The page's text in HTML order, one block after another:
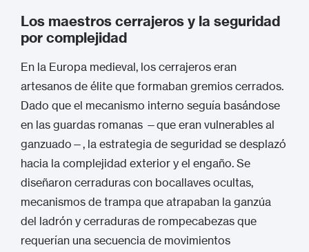
Los maestros cerrajeros y la seguridad
por complejidad
En la Europa medieval, los cerrajeros eran
artesanos de élite que formaban gremios cerrados.
Dado que el mecanismo interno seguía basándose
en las guardas romanas —que eran vulnerables al
ganzuado—, la estrategia de seguridad se desplazó
hacia la complejidad exterior y el engaño. Se
diseñaron cerraduras con bocallaves ocultas,
mecanismos de trampa que atrapaban la ganzúa
del ladrón y cerraduras de rompecabezas que
requerían una secuencia de movimientos